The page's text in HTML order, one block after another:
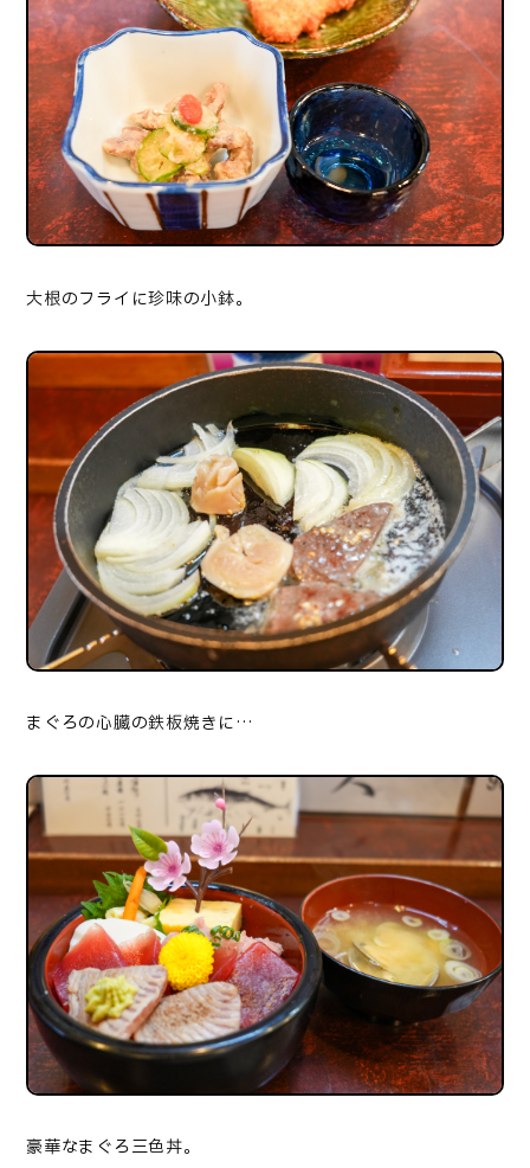
大根のフライに珍味の小鉢。
まぐろの心臓の鉄板焼きに…
豪華なまぐろ三色丼。